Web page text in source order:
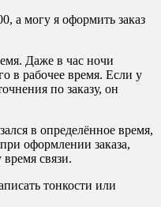
а могу я оформить заказ
Даже в час ночи
в рабочее время. Если у
по заказу, он
в определённое время,
оформлении заказа,
связи.
тонкости или